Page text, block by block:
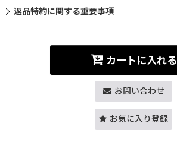
返品特約に関する重要事項
カートに入れる
お問い合わせ
お気に入り登録